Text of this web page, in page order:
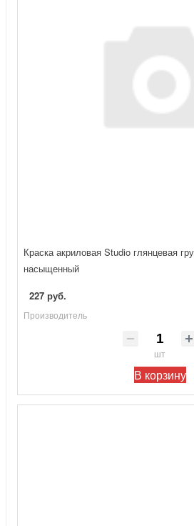
Краска акриловая Studio глянцевая
насыщенный
227 руб.
Производитель
шт
В корзину